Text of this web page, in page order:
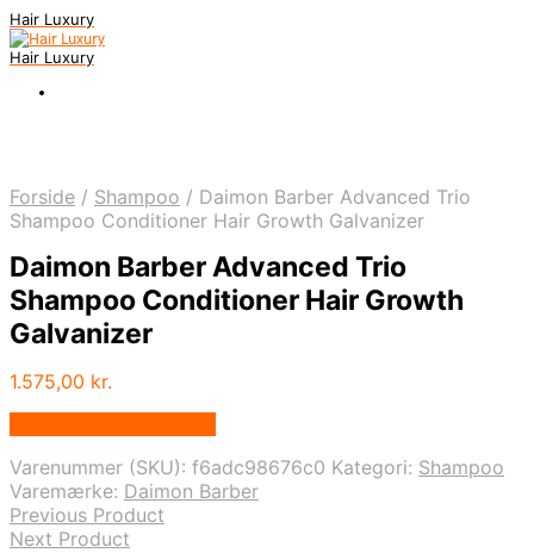
Hair Luxury
Hair Luxury
Forside / Shampoo / Daimon Barber Advanced Trio
Shampoo Conditioner Hair Growth Galvanizer
Daimon Barber Advanced Trio
Shampoo Conditioner Hair Growth
Galvanizer
1.575,00 kr.
Varenummer (SKU): f6adc98676c0 Kategori: Shampoo
Varemærke: Daimon Barber
Previous Product
Next Product